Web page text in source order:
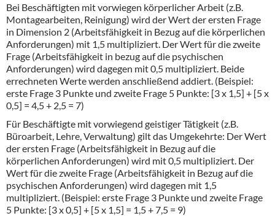
Bei Beschäftigten mit vorwiegen körperlicher Arbeit (z.B.
Montagearbeiten, Reinigung) wird der Wert der ersten Frage
in Dimension 2 (Arbeitsfähigkeit in Bezug auf die körperlichen
Anforderungen) mit 1,5 multipliziert. Der Wert für die zweite
Frage (Arbeitsfähigkeit in bezug auf die psychischen
Anforderungen) wird dagegen mit 0,5 multipliziert. Beide
errechneten Werte werden anschließend addiert. (Beispiel:
erste Frage 3 Punkte und zweite Frage 5 Punkte: [3 x 1,5] + [5 x
0,5] = 4,5 + 2,5 = 7)
Für Beschäftigte mit vorwiegend geistiger Tätigkeit (z.B.
Büroarbeit, Lehre, Verwaltung) gilt das Umgekehrte: Der Wert
der ersten Frage (Arbeitsfähigkeit in Bezug auf die
körperlichen Anforderungen) wird mit 0,5 multipliziert. Der
Wert für die zweite Frage (Arbeitsfähigkeit in Bezug auf die
psychischen Anforderungen) wird dagegen mit 1,5
multipliziert. (Beispiel: erste Frage 3 Punkte und zweite Frage
5 Punkte: [3 x 0,5] + [5 x 1,5] = 1,5 + 7,5 = 9)